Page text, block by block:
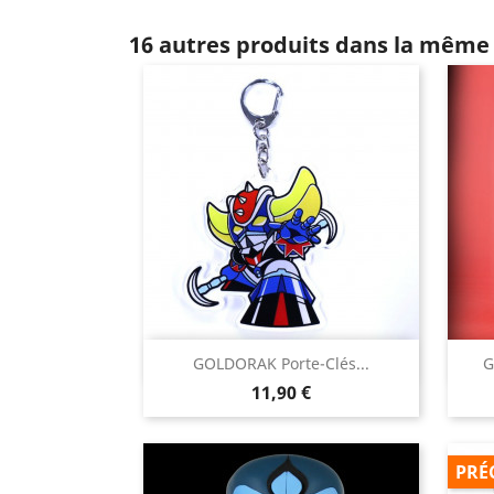
16 autres produits dans la
GOLDORAK Porte-Clés...
Prix
11,90 €
Aperçu rapide